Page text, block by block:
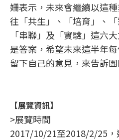
姍表示，未來會繼續以這
往「共生」、「培育」、
「串聯」及「實驗」這六
是答案，希望未來這半年
留下自己的意見，來告訴
【展覽資訊】
>展覽時間
2017/10/21至2018/2/25，